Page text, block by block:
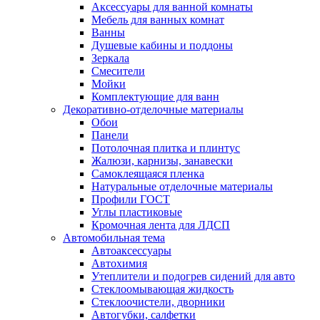
Аксессуары для ванной комнаты
Мебель для ванных комнат
Ванны
Душевые кабины и поддоны
Зеркала
Смесители
Мойки
Комплектующие для ванн
Декоративно-отделочные материалы
Обои
Панели
Потолочная плитка и плинтус
Жалюзи, карнизы, занавески
Самоклеящаяся пленка
Натуральные отделочные материалы
Профили ГОСТ
Углы пластиковые
Кромочная лента для ЛДСП
Автомобильная тема
Автоаксессуары
Автохимия
Утеплители и подогрев сидений для авто
Стеклоомывающая жидкость
Стеклоочистели, дворники
Автогубки, салфетки